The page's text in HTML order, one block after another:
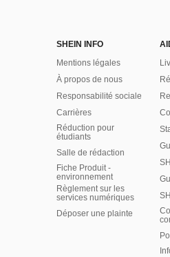
SHEIN INFO
Mentions légales
À propos de nous
Responsabilité sociale
Carrières
Réduction pour
étudiants
Salle de rédaction
Fiche Produit -
environnement
Règlement sur les
services numériques
Déposer une plainte